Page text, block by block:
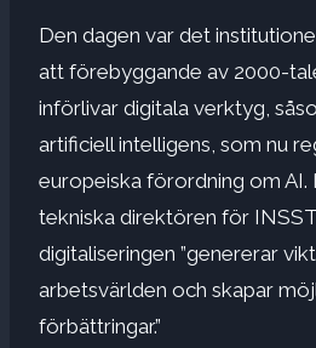
Den dagen var det
att förebyggande av 2000-
införlivar digitala verktyg,
artificiell intelligens, som nu
europeiska förordning om AI.
tekniska direktören för
digitaliseringen ”genererar
arbetsvärlden och skapar
förbättringar.”